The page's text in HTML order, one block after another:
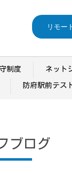
リモー
制度 ネット
防府駅前テス
ブログ